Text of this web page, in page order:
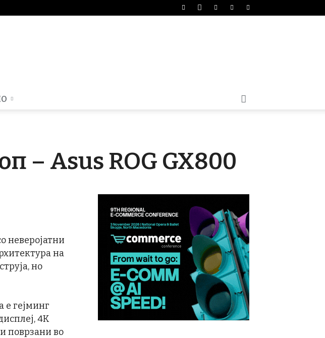
– Asus ROG GX800
неверојатни
на
но
е гејминг
4К
поврзани во